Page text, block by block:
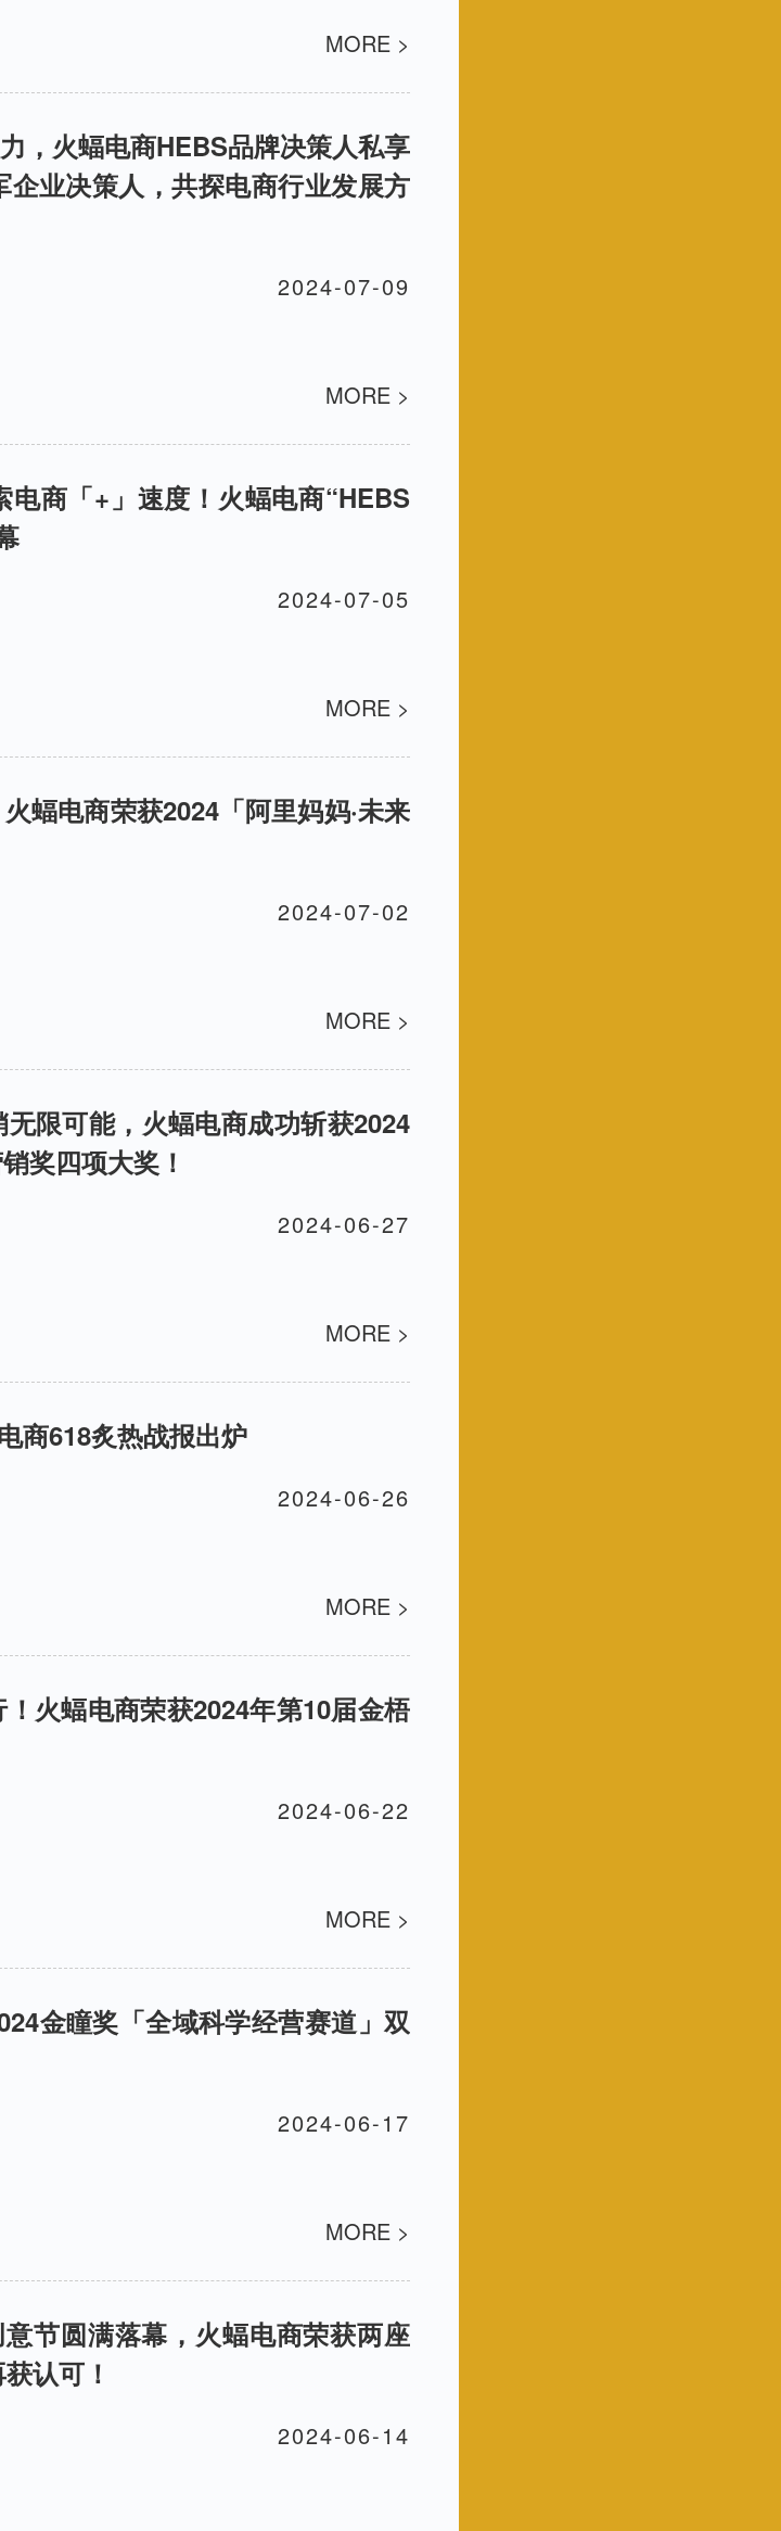
MORE >
，火蝠电商HEBS品牌决策人私享
业决策人，共探电商行业发展方
2024-07-09
MORE >
商「+」速度！火蝠电商“HEBS
2024-07-05
MORE >
蝠电商荣获2024「阿里妈妈·未来
2024-07-02
MORE >
限可能，火蝠电商成功斩获2024
奖四项大奖！
2024-06-27
MORE >
商618炙热战报出炉
2024-06-26
MORE >
火蝠电商荣获2024年第10届金梧
2024-06-22
MORE >
金瞳奖「全域科学经营赛道」双
2024-06-17
MORE >
节圆满落幕，火蝠电商荣获两座
认可！
2024-06-14